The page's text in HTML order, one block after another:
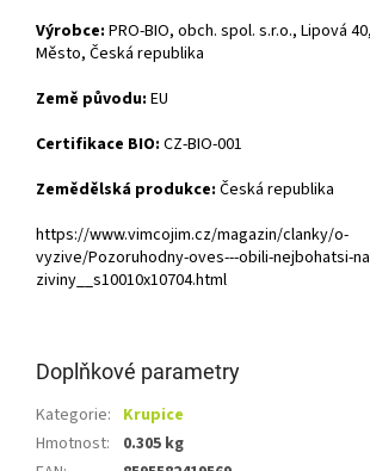
Výrobce: PRO-BIO, obch. spol. s.r.o., Lipová
Město, Česká republika
Země původu: EU
Certifikace BIO: CZ-BIO-001
Zemědělská produkce: Česká republika
https://www.vimcojim.cz/magazin/clanky/o-
vyzive/Pozoruhodny-oves---obili-nejbohatsi-
ziviny__s10010x10704.html
Doplňkové parametry
Kategorie: Krupice
Hmotnost:
0.305 kg